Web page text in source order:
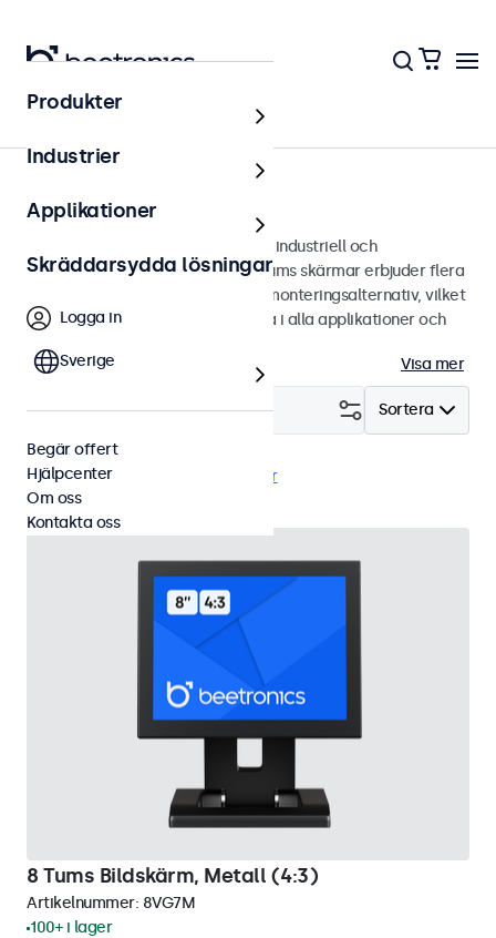
Bildskärmar
8 tums bildskärmar
8 tums bildskärmar designade för industriell och
kommersiell användning. Våra 8 tums skärmar erbjuder flera
bildanslutningar och mångsidiga monteringsalternativ, vilket
gör de enkla att sömlöst integrera i alla applikationer och
Visa mer
Sortera
Filtrera (1)
8 tums bildskärmar Rensa filter
8 Tums Bildskärm, Metall (4:3)
Artikelnummer: 8VG7M
100+ i lager
Produkter
Industrier
Applikationer
Skräddarsydda lösningar
Logga in
Sverige
Begär offert
Hjälpcenter
Om oss
Kontakta oss